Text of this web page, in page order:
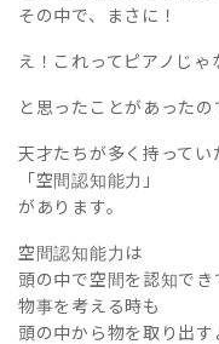
その中で、まさに！
え！これってピアノじゃ
と思ったことがあった
天才たちが多く持ってい
「空間認知能力｣
があります。
空間認知能力は
頭の中で空間を認知でき
物事を考える時も
頭の中から物を取り出す